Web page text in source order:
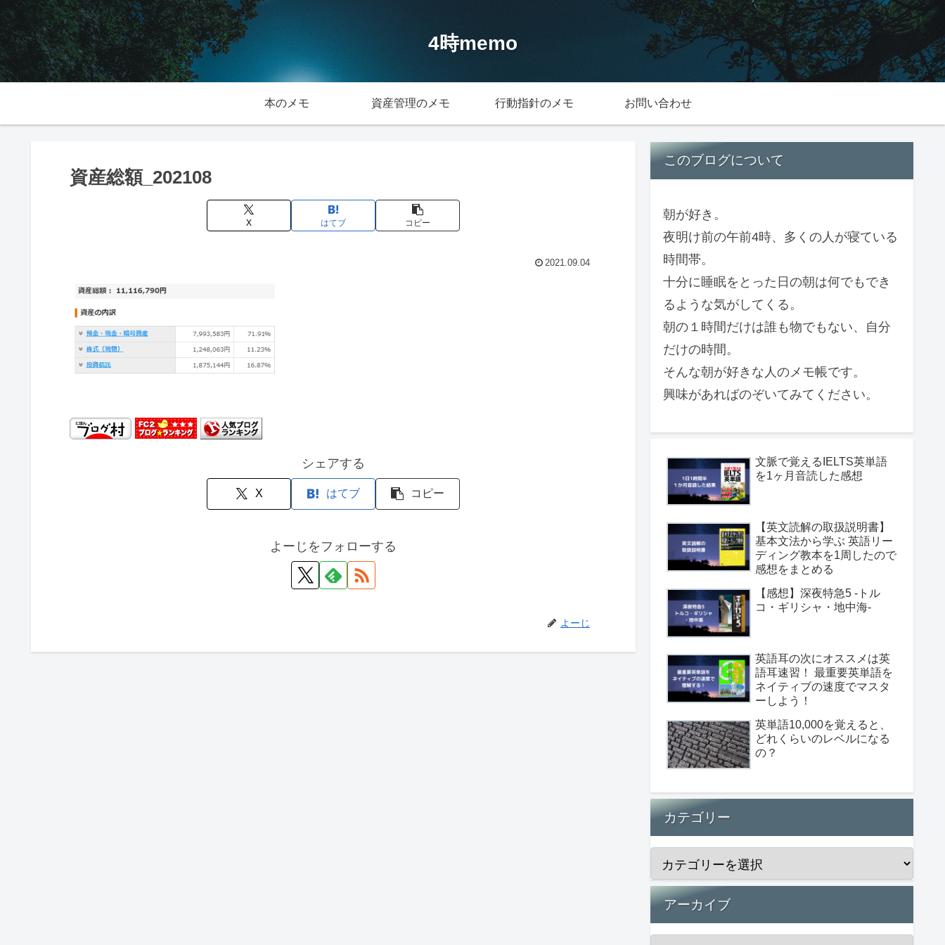
4時memo
本のメモ 資産管理のメモ 行動指針のメモ お問い合わせ
資産総額_202108
X はてブ コピー
2021.09.04
シェアする
X はてブ コピー
よーじをフォローする
よーじ
このブログについて
朝が好き。
夜明け前の午前4時、多くの人が寝ている
時間帯。
十分に睡眠をとった日の朝は何でもでき
るような気がしてくる。
朝の１時間だけは誰も物でもない、自分
だけの時間。
そんな朝が好きな人のメモ帳です。
興味があればのぞいてみてください。
文脈で覚えるIELTS英単語
を1ヶ月音読した感想
【英文読解の取扱説明書】
基本文法から学ぶ 英語リー
ディング教本を1周したので
感想をまとめる
【感想】深夜特急5 -トル
コ・ギリシャ・地中海-
英語耳の次にオススメは英
語耳速習！ 最重要英単語を
ネイティブの速度でマスタ
ーしよう！
英単語10,000を覚えると、
どれくらいのレベルになる
の？
カテゴリー
アーカイブ